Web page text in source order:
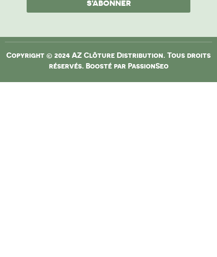
S'ABONNER
Copyright © 2024 AZ Clôture Distribution. Tous droits
réservés. Boosté par PassionSeo